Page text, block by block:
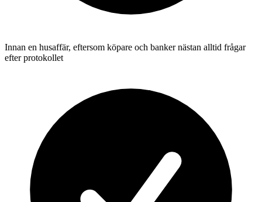
Innan en husaffär, eftersom köpare och banker nästan alltid frågar
efter protokollet